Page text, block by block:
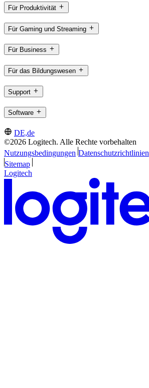
Für Produktivität
Für Gaming und Streaming
Für Business
Für das Bildungswesen
Support
Software
DE,de
©2026 Logitech. Alle Rechte vorbehalten
Nutzungsbedingungen Datenschutzrichtlinien
Sitemap
Logitech